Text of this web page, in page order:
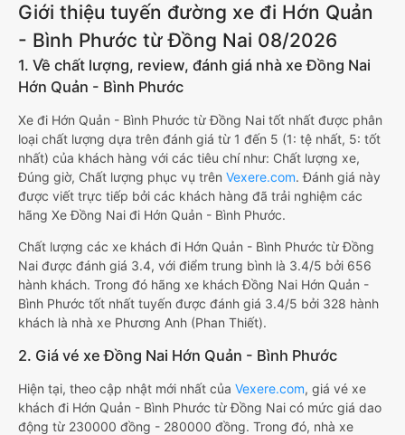
Giới thiệu tuyến đường xe đi Hớn Quản
- Bình Phước từ Đồng Nai 08/2026
1. Về chất lượng, review, đánh giá nhà xe Đồng Nai
Hớn Quản - Bình Phước
Xe đi Hớn Quản - Bình Phước từ Đồng Nai tốt nhất được phân
loại chất lượng dựa trên đánh giá từ 1 đến 5 (1: tệ nhất, 5: tốt
nhất) của khách hàng với các tiêu chí như: Chất lượng xe,
Đúng giờ, Chất lượng phục vụ trên Vexere.com. Đánh giá này
được viết trực tiếp bởi các khách hàng đã trải nghiệm các
hãng Xe Đồng Nai đi Hớn Quản - Bình Phước.
Chất lượng các xe khách đi Hớn Quản - Bình Phước từ Đồng
Nai được đánh giá 3.4, với điểm trung bình là 3.4/5 bởi 656
hành khách. Trong đó hãng xe khách Đồng Nai Hớn Quản -
Bình Phước tốt nhất tuyến được đánh giá 3.4/5 bởi 328 hành
khách là nhà xe Phương Anh (Phan Thiết).
2. Giá vé xe Đồng Nai Hớn Quản - Bình Phước
Hiện tại, theo cập nhật mới nhất của Vexere.com, giá vé xe
khách đi Hớn Quản - Bình Phước từ Đồng Nai có mức giá dao
động từ 230000 đồng - 280000 đồng. Trong đó, nhà xe